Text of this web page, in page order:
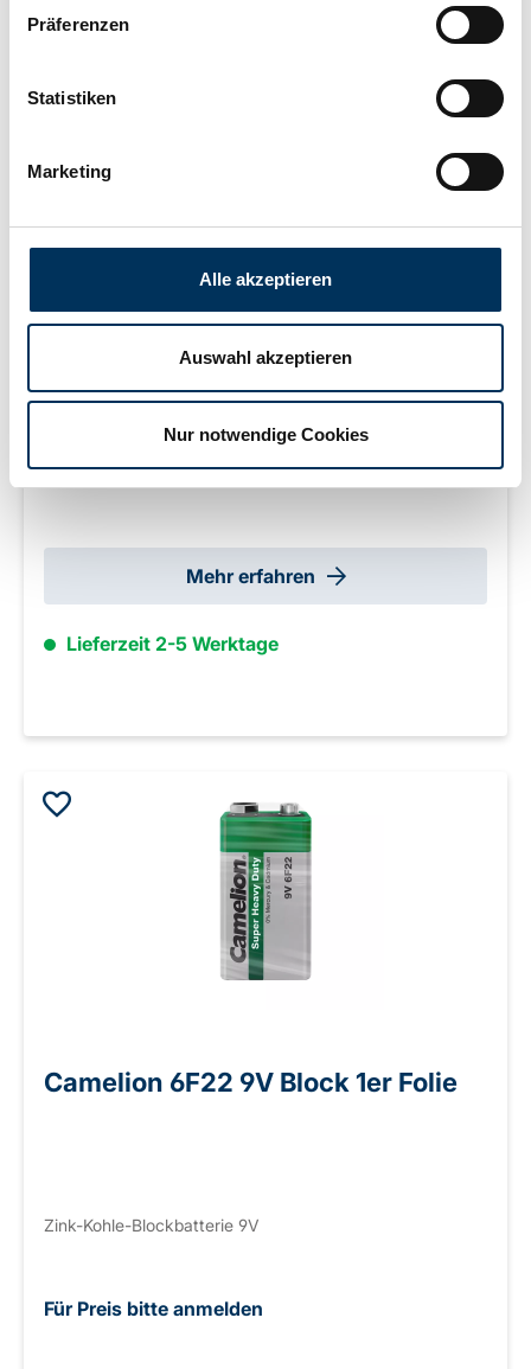
Präferenzen
Statistiken
Marketing
Alle akzeptieren
Auswahl akzeptieren
Nur notwendige Cookies
VARTA ELECTRONICS CR1/3N
4008496274147
Mehr erfahren
Lieferzeit 2-5 Werktage
Camelion 6F22 9V Block 1er Folie
Zink-Kohle-Blockbatterie 9V
Für Preis bitte anmelden